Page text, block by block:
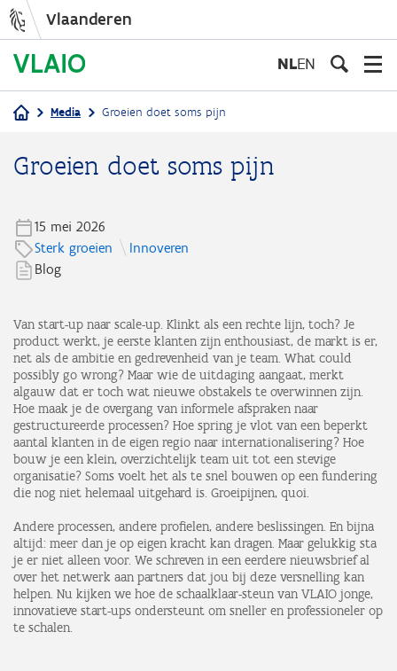
inhoud
Vlaanderen
NLEN
Media Groeien doet soms pijn
Groeien doet soms pijn
15 mei 2026
Sterk groeien
Innoveren
Blog
Van start-up naar scale-up. Klinkt als een rechte lijn, toch? Je
product werkt, je eerste klanten zijn enthousiast, de markt is er,
net als de ambitie en gedrevenheid van je team. What could
possibly go wrong? Maar wie de uitdaging aangaat, merkt
algauw dat er toch wat nieuwe obstakels te overwinnen zijn.
Hoe maak je de overgang van informele afspraken naar
gestructureerde processen? Hoe spring je vlot van een beperkt
aantal klanten in de eigen regio naar internationalisering? Hoe
bouw je een klein, overzichtelijk team uit tot een stevige
organisatie? Soms voelt het als te snel bouwen op een fundering
die nog niet helemaal uitgehard is. Groeipijnen, quoi.
Andere processen, andere profielen, andere beslissingen. En bijna
altijd: meer dan je op eigen kracht kan dragen. Maar gelukkig sta
je er niet alleen voor. We schreven in een eerdere nieuwsbrief al
over het netwerk aan partners dat jou bij deze versnelling kan
helpen. Nu kijken we hoe de schaalklaar-steun van VLAIO jonge,
innovatieve start-ups ondersteunt om sneller en professioneler op
te schalen.